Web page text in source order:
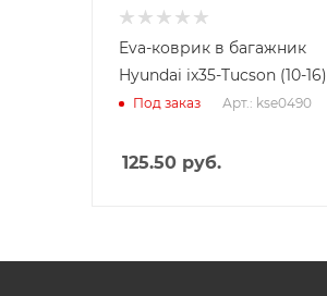
Eva-коврик в багажник
Hyundai ix35-Tucson (10-16)
Под заказ Арт.: kse0490
125.50 руб.